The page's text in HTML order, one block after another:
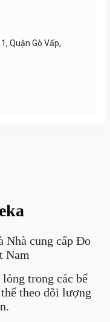
Quận Gò Vấp,
Nhà cung cấp Đo
Nam
trong các bể
theo dõi lượng